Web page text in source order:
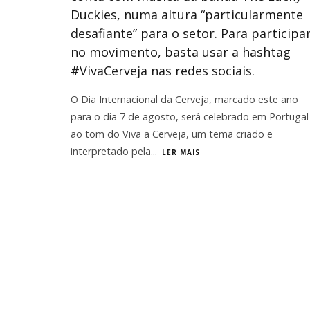
Duckies, numa altura “particularmente
desafiante” para o setor. Para
no movimento, basta usar a hashtag
#VivaCerveja nas redes sociais.
O Dia Internacional da Cerveja, marcado este ano
para o dia 7 de agosto, será celebrado em Portugal
ao tom do Viva a Cerveja, um tema criado e
interpretado pela... LER MAIS